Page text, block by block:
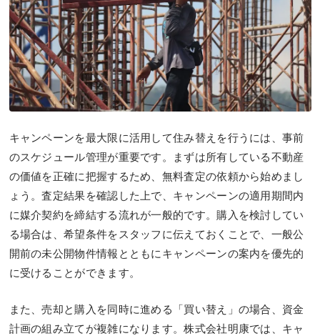
キャンペーンを最大限に活用して住み替えを行うには、事前
のスケジュール管理が重要です。まずは所有している不動産
の価値を正確に把握するため、無料査定の依頼から始めまし
ょう。査定結果を確認した上で、キャンペーンの適用期間内
に媒介契約を締結する流れが一般的です。購入を検討してい
る場合は、希望条件をスタッフに伝えておくことで、一般公
開前の未公開物件情報とともにキャンペーンの案内を優先的
に受けることができます。
また、売却と購入を同時に進める「買い替え」の場合、資金
計画の組み立てが複雑になります。株式会社明康では、キャ